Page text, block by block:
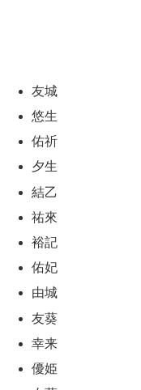
友城
悠生
佑祈
夕生
結乙
祐來
裕記
佑妃
由城
友葵
幸来
優姫